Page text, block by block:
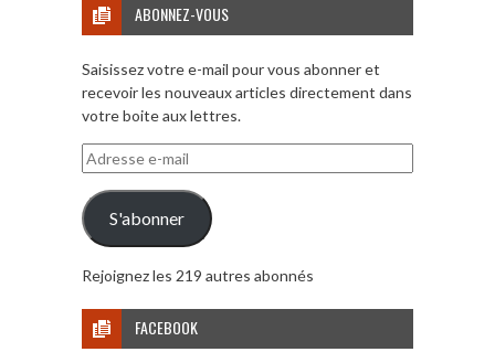
ABONNEZ-VOUS
Saisissez votre e-mail pour vous abonner et
recevoir les nouveaux articles directement dans
votre boite aux lettres.
Adresse
e-
mail
S'abonner
Rejoignez les 219 autres abonnés
FACEBOOK